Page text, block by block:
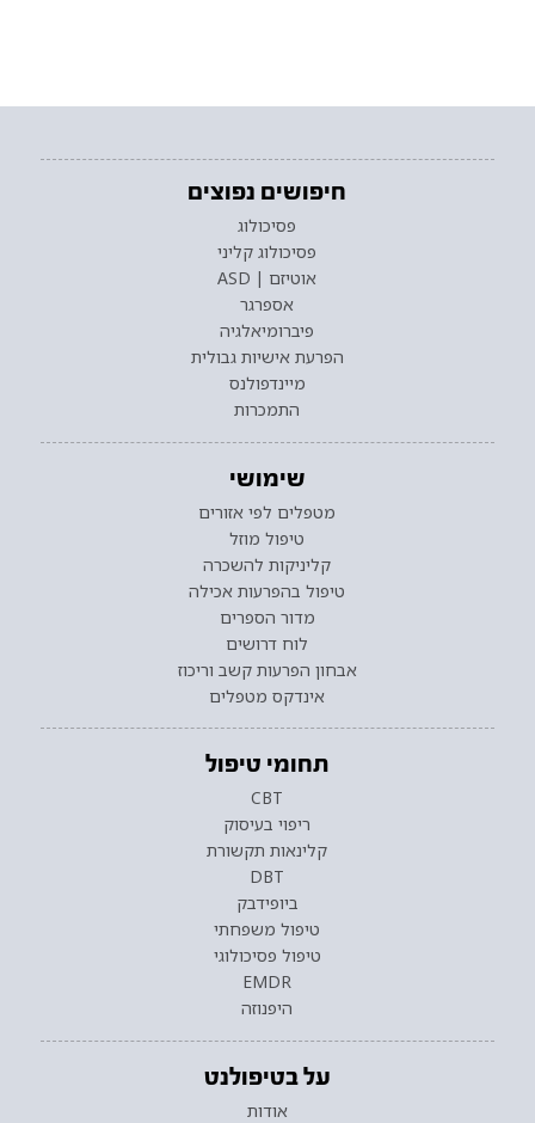
חיפושים נפוצים
פסיכולוג
פסיכולוג קליני
אוטיזם | ASD
אספרגר
פיברומיאלגיה
הפרעת אישיות גבולית
מיינדפולנס
התמכרות
שימושי
מטפלים לפי אזורים
טיפול מוזל
קליניקות להשכרה
טיפול בהפרעות אכילה
מדור הספרים
לוח דרושים
אבחון הפרעות קשב וריכוז
אינדקס מטפלים
תחומי טיפול
CBT
ריפוי בעיסוק
קלינאות תקשורת
DBT
ביופידבק
טיפול משפחתי
טיפול פסיכולוגי
EMDR
היפנוזה
על בטיפולנט
אודות